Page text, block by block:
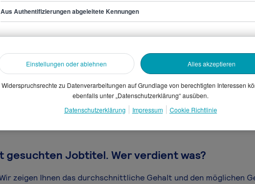
in Führungskräfteentwicklung
gesammelten Daten. Dein
Branche, Selbstständigkeit
Vergütungssystems.
Jobtitel. Wer verdient was?
zeigen Ihnen das durchschnittliche Gehalt und den möglichen
Aus Authentifizierungen abgeleitete Kennungen
Einstellungen oder ablehnen Alles akzeptieren
Widerspruchsrechte zu Datenverarbeitungen auf Grundlage von berechtigten Interessen
ebenfalls unter „Datenschutzerklärung“ ausüben.
Datenschutzerklärung
Impressum Cookie Richtlinie